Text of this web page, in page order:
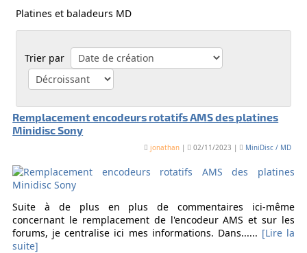
Platines et baladeurs MD
Trier par
Remplacement encodeurs rotatifs AMS des platines
Minidisc Sony
jonathan| 02/11/2023 | MiniDisc / MD
Suite à de plus en plus de commentaires ici-même
concernant le remplacement de l'encodeur AMS et sur les
forums, je centralise ici mes informations. Dans...... [Lire la
suite]